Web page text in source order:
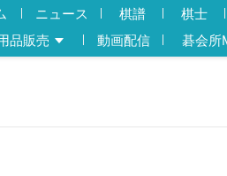
ニュース 棋譜 棋士
品販売
動画配信 碁会所